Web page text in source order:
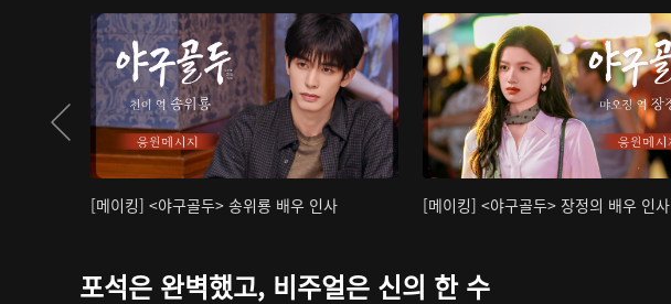
[메이킹] <야구골두> 송위룡 배우 인사 [메이킹] <야구골두> 장정의 배우 인사
포석은 완벽했고, 비주얼은 신의 한 수